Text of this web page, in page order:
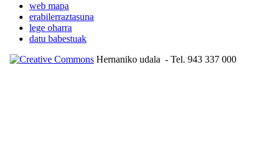
web mapa
erabilerraztasuna
lege oharra
datu babestuak
Hernaniko udala - Tel. 943 337 000